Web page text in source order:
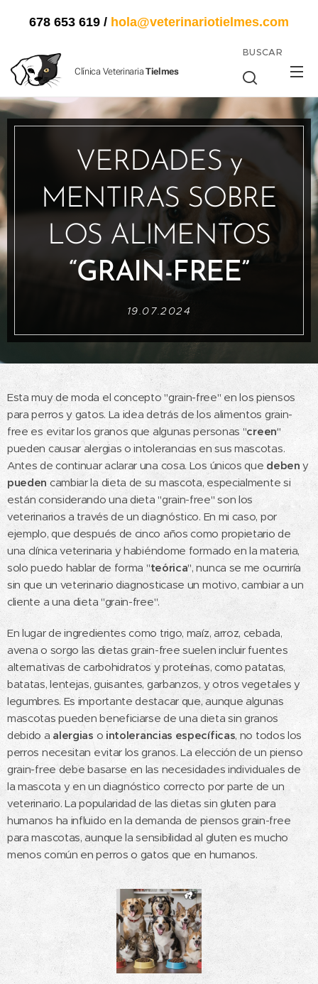
678 653 619 / hola@veterinariotielmes.com
Clínica Veterinaria Tielmes
BUSCAR
VERDADES y
MENTIRAS SOBRE
LOS ALIMENTOS
“GRAIN-FREE”
19.07.2024
Esta muy de moda el concepto "grain-free" en los piensos
para perros y gatos. La idea detrás de los alimentos grain-
free es evitar los granos que algunas personas "creen"
pueden causar alergias o intolerancias en sus mascotas.
Antes de continuar aclarar una cosa. Los únicos que deben y
puedencambiar la dieta de su mascota, especialmente si
están considerando una dieta "grain-free" son los
veterinarios a través de un diagnóstico. En mi caso, por
ejemplo, que después de cinco años como propietario de
una clínica veterinaria y habiéndome formado en la materia,
solo puedo hablar de forma "teórica", nunca se me ocurriría
sin que un veterinario diagnosticase un motivo, cambiar a un
cliente a una dieta "grain-free".
En lugar de ingredientes como trigo, maíz, arroz, cebada,
avena o sorgo las dietas grain-free suelen incluir fuentes
alternativas de carbohidratos y proteínas, como patatas,
batatas, lentejas, guisantes, garbanzos, y otros vegetales y
legumbres. Es importante destacar que, aunque algunas
mascotas pueden beneficiarse de una dieta sin granos
debido a alergias o intolerancias específicas, no todos los
perros necesitan evitar los granos. La elección de un pienso
grain-free debe basarse en las necesidades individuales de
la mascota y en un diagnóstico correcto por parte de un
veterinario. La popularidad de las dietas sin gluten para
humanos ha influido en la demanda de piensos grain-free
para mascotas, aunque la sensibilidad al gluten es mucho
menos común en perros o gatos que en humanos.